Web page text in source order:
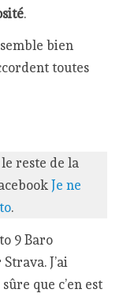
.
bien
toutes
reste de la
Je ne
.
9 Baro
J’ai
que c’en est